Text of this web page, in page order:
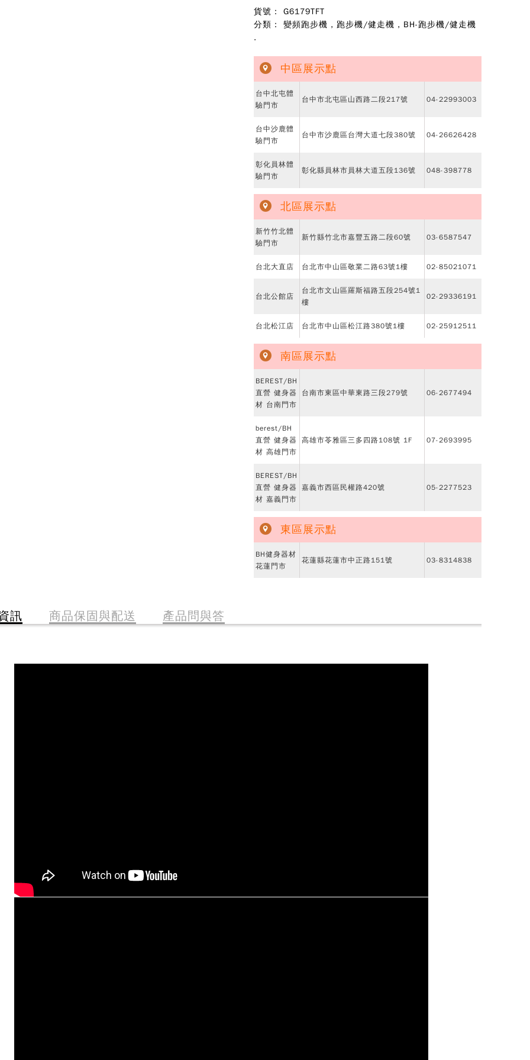
貨號： G6179TFT
分類： 變頻跑步機 , 跑步機/健走機 , BH-跑步機/健走機
.
中區展示點
台中北屯體
驗門市
台中市北屯區山西路二段217號 04-22993003
台中沙鹿體
驗門市
台中市沙鹿區台灣大道七段380號 04-26626428
彰化員林體
驗門市
彰化縣員林市員林大道五段136號 048-398778
北區展示點
新竹竹北體
驗門市
新竹縣竹北市嘉豐五路二段60號 03-6587547
台北大直店 台北市中山區敬業二路63號1樓 02-85021071
台北公館店
台北市文山區羅斯福路五段254號1
樓
02-29336191
台北松江店 台北市中山區松江路380號1樓 02-25912511
南區展示點
BEREST/BH
直營 健身器
材 台南門市
台南市東區中華東路三段279號 06-2677494
berest/BH
直營 健身器
材 高雄門市
高雄市苓雅區三多四路108號 1F 07-2693995
BEREST/BH
直營 健身器
材 嘉義門市
嘉義市西區民權路420號 05-2277523
東區展示點
BH健身器材
花蓮門市
花蓮縣花蓮市中正路151號 03-8314838
訊 商品保固與配送 產品問與答